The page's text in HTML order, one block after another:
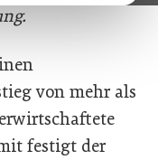
von mehr als
festigt der